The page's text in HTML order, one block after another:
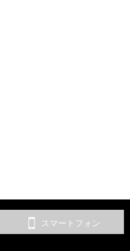
スマートフォン